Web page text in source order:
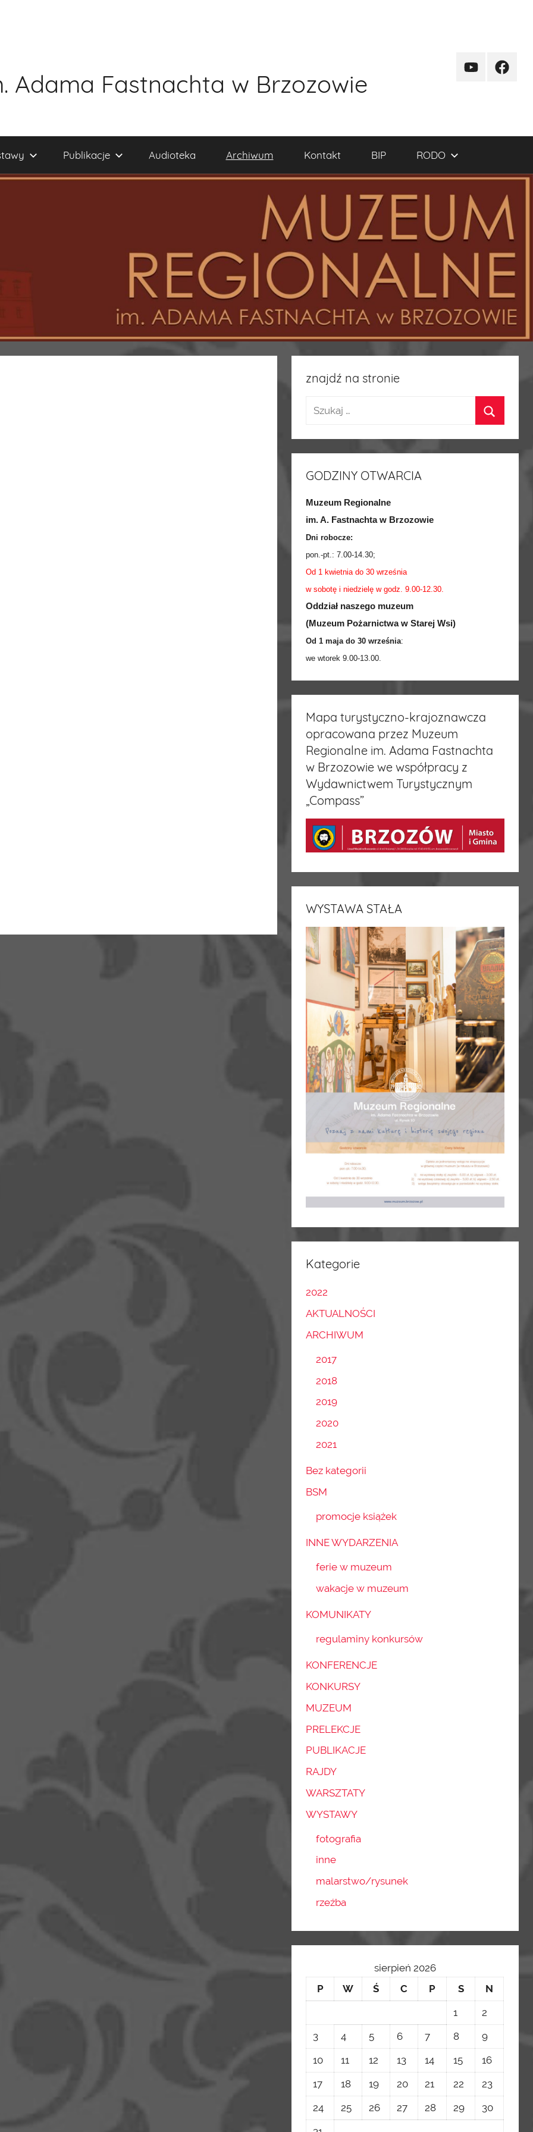
Adama Fastnachta w Brzozowie
kanal
Publikacje Audioteka Archiwum Kontakt BIP RODO
znajdź na stronie
GODZINY OTWARCIA
Muzeum Regionalne
im. A. Fastnachta w Brzozowie
Dni robocze:
pon.-pt.: 7.00-14.30;
Od 1 kwietnia do 30 września
w sobotę i niedzielę w godz. 9.00-12.30.
Oddział naszego muzeum
(Muzeum Pożarnictwa w Starej Wsi)
Od 1 maja do 30 września:
we wtorek 9.00-13.00.
Mapa turystyczno-krajoznawcza
opracowana przez Muzeum
Regionalne im. Adama Fastnachta
w Brzozowie we współpracy z
Wydawnictwem Turystycznym
„Compass”
WYSTAWA STAŁA
Kategorie
2022
AKTUALNOŚCI
ARCHIWUM
2017
2018
2019
2020
2021
Bez kategorii
BSM
promocje książek
INNE WYDARZENIA
ferie w muzeum
wakacje w muzeum
KOMUNIKATY
regulaminy konkursów
KONFERENCJE
KONKURSY
MUZEUM
PRELEKCJE
PUBLIKACJE
RAJDY
WARSZTATY
WYSTAWY
fotografia
inne
malarstwo/rysunek
rzeźba
sierpień 2026
P
W Ś C P S
N
1
2
3
4 5 6 7 8
9
10
11 12 13 14 15
16
17
18 19 20 21 22
23
24
25 26 27 28 29
30